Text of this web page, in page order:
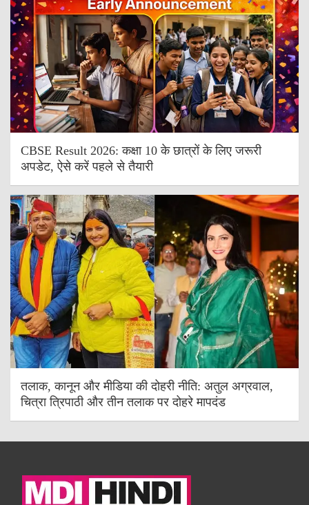
CBSE Result 2026: कक्षा 10 के छात्रों के लिए जरूरी
अपडेट, ऐसे करें पहले से तैयारी
तलाक, कानून और मीडिया की दोहरी नीति: अतुल अग्रवाल,
चित्रा त्रिपाठी और तीन तलाक पर दोहरे मापदंड